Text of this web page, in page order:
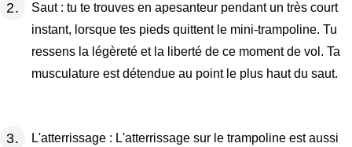
Saut : tu te trouves en apesanteur pendant un très court
instant, lorsque tes pieds quittent le mini-trampoline. Tu
ressens la légèreté et la liberté de ce moment de vol. Ta
musculature est détendue au point le plus haut du saut.
L'atterrissage : L'atterrissage sur le trampoline est aussi